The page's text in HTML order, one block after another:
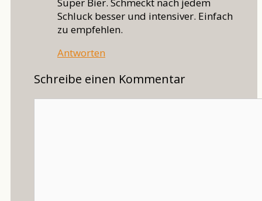
Super Bier. Schmeckt nach jedem
Schluck besser und intensiver. Einfach
zu empfehlen.
Antworten
Schreibe einen Kommentar